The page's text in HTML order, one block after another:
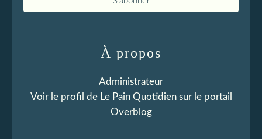
À propos
Administrateur
Voir le profil de Le Pain Quotidiensur le portail
Overblog